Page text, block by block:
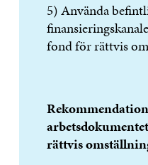
5) Använda
fond för rättvis
rättvis